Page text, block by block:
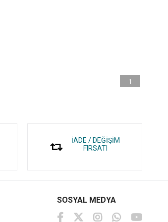
1
İADE / DEĞİŞİM
FIRSATI
SOSYAL MEDYA